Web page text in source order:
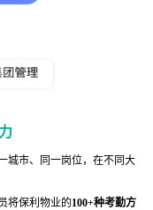
城市、同一岗位，在不同大
将保利物业的100+种考勤方